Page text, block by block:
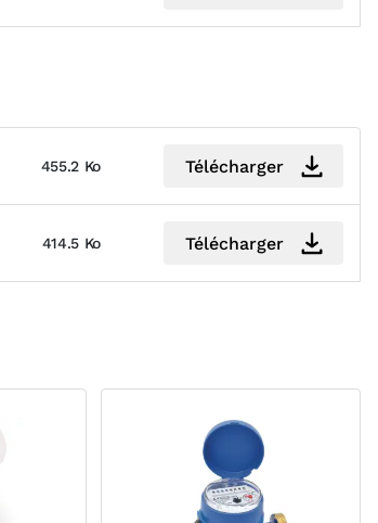
455.2 Ko Télécharger
414.5 Ko Télécharger